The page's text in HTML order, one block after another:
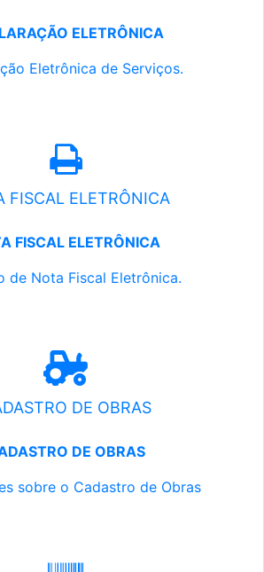
ELETRÔNICA
Eletrônica de Serviços.
FISCAL ELETRÔNICA
FISCAL ELETRÔNICA
de Nota Fiscal Eletrônica.
DE OBRAS
DE OBRAS
sobre o Cadastro de Obras